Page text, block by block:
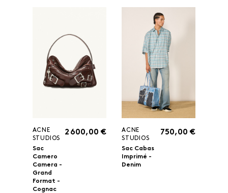
ACNE
STUDIOS
Sac
Camero
Camera -
Grand
Format -
Cognac
2 600,00 €
ACNE
STUDIOS
Sac Cabas
Imprimé -
Denim
750,00 €